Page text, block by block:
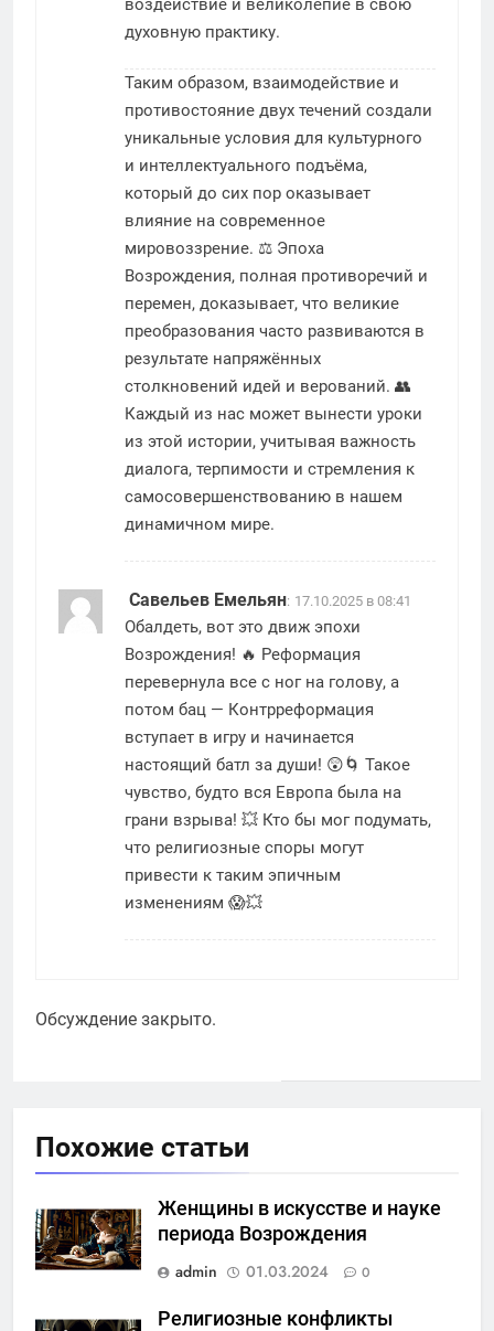
духовную практику.
Таким образом, взаимодействие и
противостояние двух течений создали
уникальные условия для культурного
и интеллектуального подъёма,
который до сих пор оказывает
влияние на современное
мировоззрение. ⚖️ Эпоха
Возрождения, полная противоречий и
перемен, доказывает, что великие
преобразования часто развиваются в
результате напряжённых
столкновений идей и верований. 👥
Каждый из нас может вынести уроки
из этой истории, учитывая важность
диалога, терпимости и стремления к
самосовершенствованию в нашем
динамичном мире.
Савельев Емельян: 17.10.2025 в 08:41
Обалдеть, вот это движ эпохи
Возрождения! 🔥 Реформация
перевернула все с ног на голову, а
потом бац — Контрреформация
вступает в игру и начинается
настоящий батл за души! 😲🌀 Такое
чувство, будто вся Европа была на
грани взрыва! 💥 Кто бы мог подумать,
что религиозные споры могут
привести к таким эпичным
изменениям 😱💥
Обсуждение закрыто.
Похожие статьи
Женщины в искусстве и науке
периода Возрождения
admin
01.03.2024 0
Религиозные конфликты